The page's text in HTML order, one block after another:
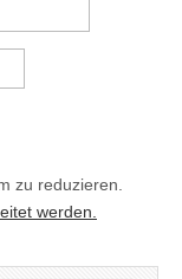
zu reduzieren.
werden.